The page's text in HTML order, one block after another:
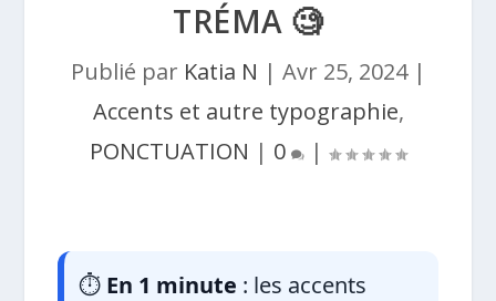
TRÉMA 🧐
Publié par Katia N | Avr 25, 2024|
Accents et autre typographie,
PONCTUATION | 0 |
⏱️ En 1 minute : les accents